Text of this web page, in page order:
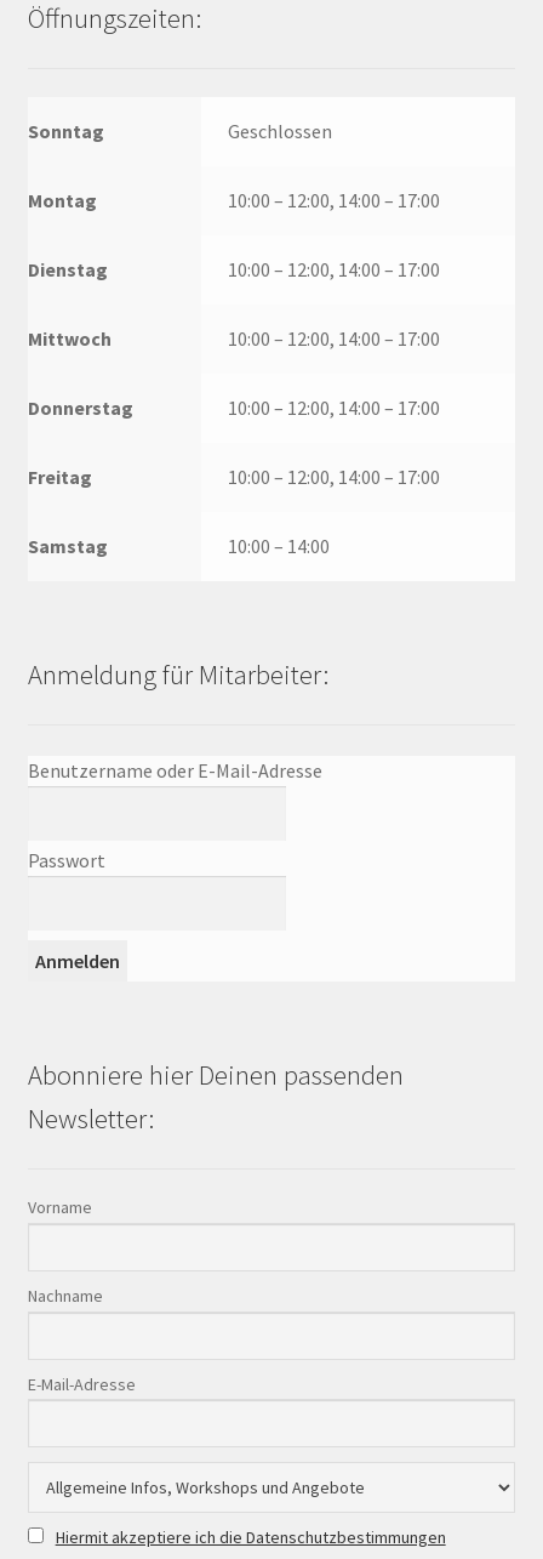
Öffnungszeiten:
Sonntag Geschlossen
Montag 10:00 – 12:00, 14:00 – 17:00
Dienstag 10:00 – 12:00, 14:00 – 17:00
Mittwoch 10:00 – 12:00, 14:00 – 17:00
Donnerstag 10:00 – 12:00, 14:00 – 17:00
Freitag 10:00 – 12:00, 14:00 – 17:00
Samstag 10:00 – 14:00
Anmeldung für Mitarbeiter:
Benutzername oder E-Mail-Adresse
Passwort
Abonniere hier Deinen passenden
Newsletter:
Vorname
Nachname
E-Mail-Adresse
Hiermit akzeptiere ich die Datenschutzbestimmungen